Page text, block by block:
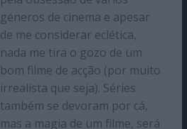
géneros de cinema e apesar
de me considerar eclética,
nada me tira o gozo de um
bom filme de acção (por muito
irrealista que seja). Séries
também se devoram por cá,
mas a magia de um filme, será